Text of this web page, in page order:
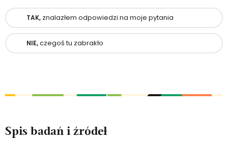
TAK, znalazłem odpowiedzi na moje pytania
NIE,czegoś tu zabrakło
Spis badań i źródeł